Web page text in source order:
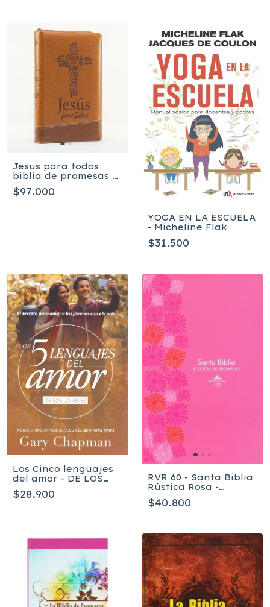
Jesus para todos
biblia de promesas /
Manual / PU / Café
con cierre + índice
$97.000
YOGA EN LA ESCUELA
- Micheline Flak
$31.500
Los Cinco lenguajes
del amor - DE LOS
JÓVENES - Gary
Chapman
$28.900
RVR 60 - Santa Biblia
Rústica Rosa -
Edición de Promesas
CR-M1
$40.800